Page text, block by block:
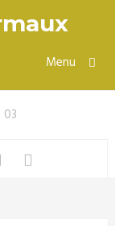
Menu